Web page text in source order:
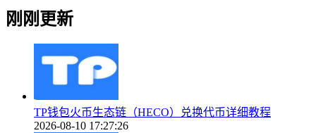
刚刚更新
TP钱包火币生态链（HECO）兑换代币详细教程
2026-08-10 17:27:26